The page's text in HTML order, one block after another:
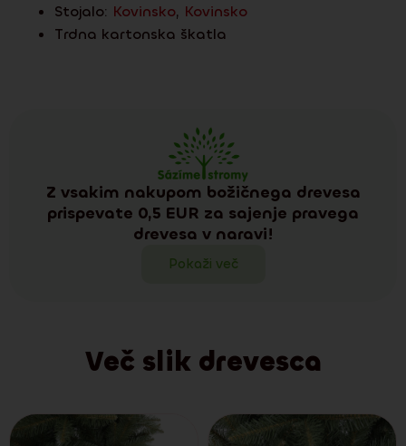
Stojalo: Kovinsko, Kovinsko
Trdna kartonska škatla
Z vsakim nakupom božičnega drevesa
prispevate 0,5 EUR za sajenje pravega
drevesa v naravi!
Pokaži več
Več slik drevesca